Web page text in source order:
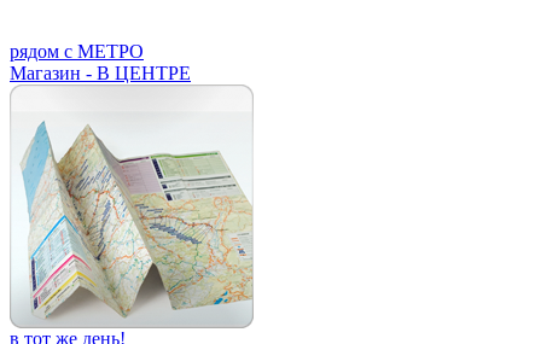
рядом с МЕТРО
Магазин - В ЦЕНТРЕ
в тот же день!